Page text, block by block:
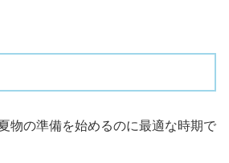
物の準備を始めるのに最適な時期で